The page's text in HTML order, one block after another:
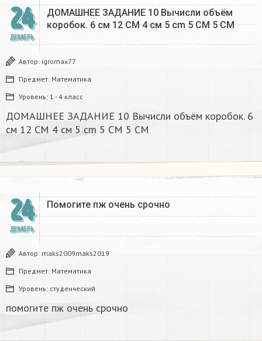
24
ДЕКАБРЬ
ДОМАШНЕЕ ЗАДАНИЕ 10 Вычисли объём
коробок. 6 см 12 CM 4 см 5 cm 5 CM 5 CM​
Автор: igromax77
Предмет: Математика
Уровень: 1 - 4 класс
ДОМАШНЕЕ ЗАДАНИЕ 10 Вычисли объём коробок. 6
см 12 CM 4 см 5 cm 5 CM 5 CM​
24
ДЕКАБРЬ
Помогите пж очень срочно​
Автор: maks2009maks2019
Предмет: Математика
Уровень: студенческий
помогите пж очень срочно​